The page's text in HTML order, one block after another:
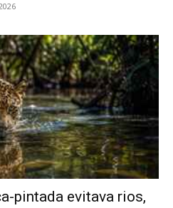
pintada evitava rios,